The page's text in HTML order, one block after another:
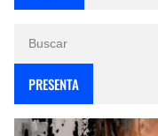
PRESENTA